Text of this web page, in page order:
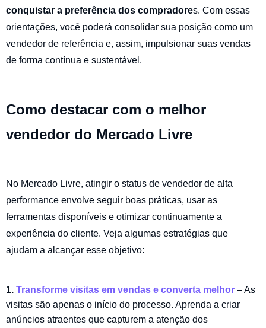
conquistar a preferência dos compradores. Com essas
orientações, você poderá consolidar sua posição como um
vendedor de referência e, assim, impulsionar suas vendas
de forma contínua e sustentável.
Como destacar com o melhor
vendedor do Mercado Livre
No Mercado Livre, atingir o status de vendedor de alta
performance envolve seguir boas práticas, usar as
ferramentas disponíveis e otimizar continuamente a
experiência do cliente. Veja algumas estratégias que
ajudam a alcançar esse objetivo:
1. Transforme visitas em vendas e converta melhor – As
visitas são apenas o início do processo. Aprenda a criar
anúncios atraentes que capturem a atenção dos